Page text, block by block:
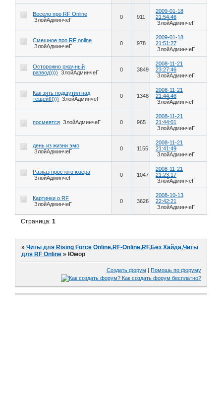
Весело про RF Online
ЗлойАдминчеГ
0 911
2009-01-18
21:54:46
ЗлойАдминчеГ
Смешное про RF online
ЗлойАдминчеГ
0 978
2009-01-18
21:51:27
ЗлойАдминчеГ
Осторожно ржачный
развод))))
ЗлойАдминчеГ 0 3849
2008-11-21
23:27:46
ЗлойАдминчеГ
Как зять подшутил над
тещей!!!)))
ЗлойАдминчеГ 0 1348
2008-11-21
21:44:46
ЗлойАдминчеГ
посмеятся ЗлойАдминчеГ 0 965
2008-11-21
21:44:01
ЗлойАдминчеГ
день из жизни эмо
ЗлойАдминчеГ
0 1155
2008-11-21
21:41:49
ЗлойАдминчеГ
Разказ простого юзера
ЗлойАдминчеГ
0 1047
2008-11-21
21:23:17
ЗлойАдминчеГ
Картинки о RF
ЗлойАдминчеГ
0 3626
2008-10-13
22:42:21
ЗлойАдминчеГ
Страница:1
»Читы для Rising Force Online,RF-Online,RF,Без Хайда,Читы
для RF Online » Юмор
Создать форум | Помощь по форуму